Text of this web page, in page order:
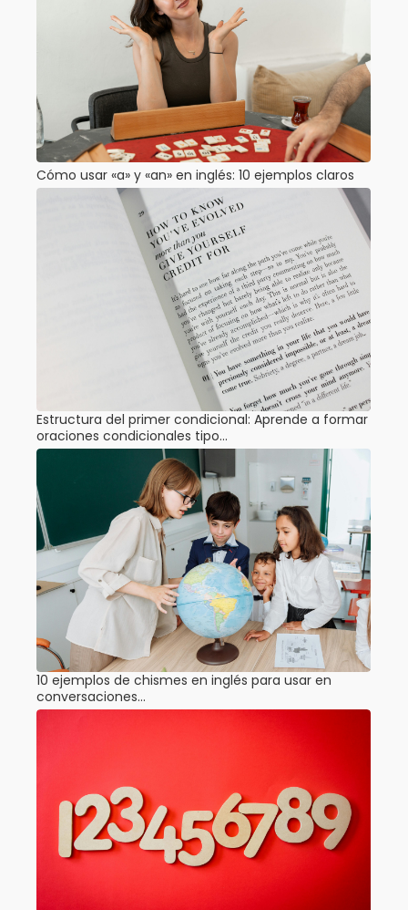
Cómo usar «a» y «an» en inglés: 10 ejemplos claros
Estructura del primer condicional: Aprende a formar
oraciones condicionales tipo…
10 ejemplos de chismes en inglés para usar en
conversaciones…